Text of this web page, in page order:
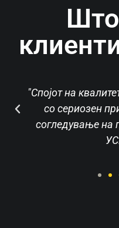
"Спојот на
со сериозен
согледување на